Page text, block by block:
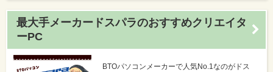
最大手メーカードスパラのおすすめクリエイタ
ーPC
BTOパソコンメーカーで人気No.1なのがドス